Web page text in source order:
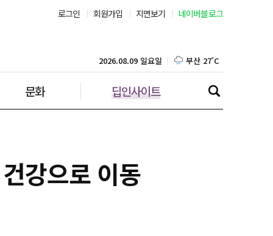
로그인 회원가입 지면보기 네이버블로그
문화 딥인사이트
2026.08.09 일요일 대구 26˚C
인천 27˚C
강으로 이동